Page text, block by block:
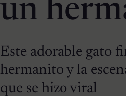
un
Este adorable gato
hermanito y la
que se hizo viral